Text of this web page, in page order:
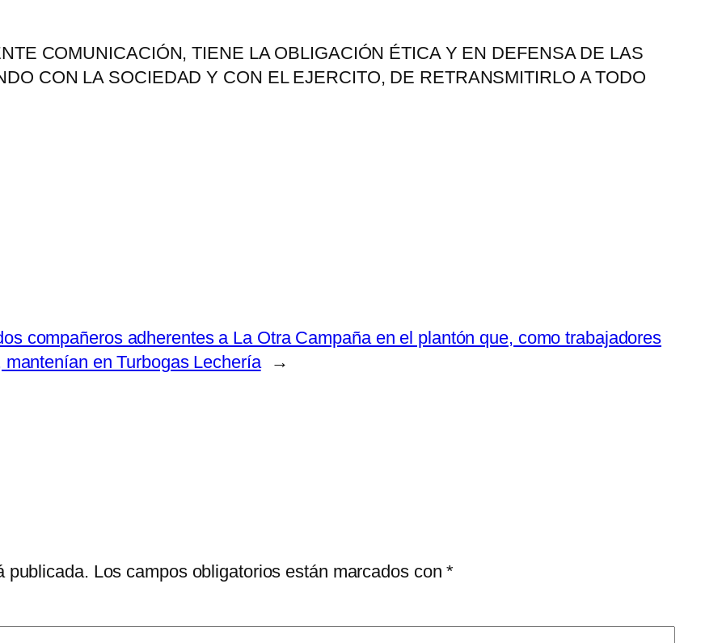
COMUNICACIÓN, TIENE LA OBLIGACIÓN ÉTICA Y EN DEFENSA DE LAS
CON LA SOCIEDAD Y CON EL EJERCITO, DE RETRANSMITIRLO A TODO
compañeros adherentes a La Otra Campaña en el plantón que, como trabajadores
mantenían en Turbogas Lechería
→
publicada. Los campos obligatorios están marcados con*